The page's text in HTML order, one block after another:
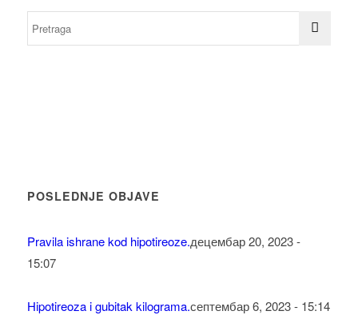
POSLEDNJE OBJAVE
Pravila ishrane kod hipotireoze.децембар 20, 2023 -
15:07
Hipotireoza i gubitak kilograma.септембар 6, 2023 - 15:14